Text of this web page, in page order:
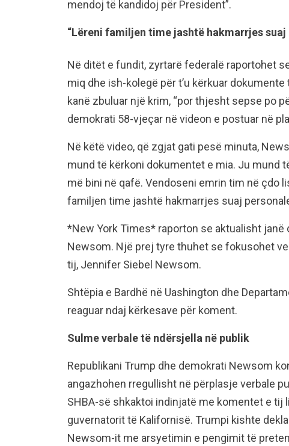
mendoj të kandidoj për President”.
“Lëreni familjen time jashtë hakmarrjes suaj
Në ditët e fundit, zyrtarë federalë raportohet
miq dhe ish-kolegë për t’u kërkuar
kanë zbuluar një krim, “por thjesht sepse po
demokrati 58-vjeçar në videon e postuar në
Në këtë video, që zgjat gati pesë minuta,
mund të kërkoni dokumentet e mia. Ju mund
më bini në qafë. Vendoseni emrin tim në çdo
familjen time jashtë hakmarrjes suaj
*New York Times* raporton se aktualisht
Newsom. Një prej tyre thuhet se fokusohet
tij, Jennifer Siebel Newsom.
Shtëpia e Bardhë në Uashington dhe
reaguar ndaj kërkesave për koment.
Sulme verbale të ndërsjella në publik
Republikani Trump dhe demokrati Newsom
angazhohen rregullisht në përplasje verbale
SHBA-së shkaktoi indinjatë me komentet e
guvernatorit të Kalifornisë. Trumpi kishte
Newsom-it me arsyetimin e pengimit të